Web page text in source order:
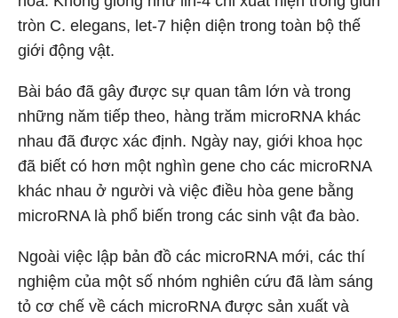
tròn C. elegans, let-7 hiện diện trong toàn bộ thế
giới động vật.
Bài báo đã gây được sự quan tâm lớn và trong
những năm tiếp theo, hàng trăm microRNA khác
nhau đã được xác định. Ngày nay, giới khoa học
đã biết có hơn một nghìn gene cho các microRNA
khác nhau ở người và việc điều hòa gene bằng
microRNA là phổ biến trong các sinh vật đa bào.
Ngoài việc lập bản đồ các microRNA mới, các thí
nghiệm của một số nhóm nghiên cứu đã làm sáng
tỏ cơ chế về cách microRNA được sản xuất và